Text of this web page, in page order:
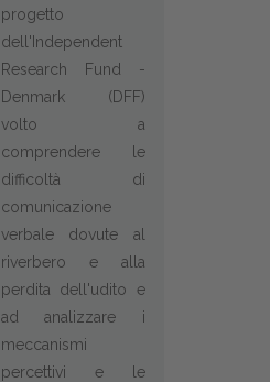
progetto
dell'Independent
Research Fund -
Denmark (DFF)
volto a
comprendere le
difficoltà di
comunicazione
verbale dovute al
riverbero e alla
perdita dell'udito e
ad analizzare i
meccanismi
percettivi e le